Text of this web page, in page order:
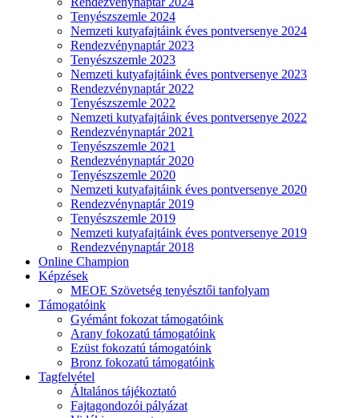
Tenyészszemle 2024
Nemzeti kutyafajtáink éves pontversenye 2024
Rendezvénynaptár 2023
Tenyészszemle 2023
Nemzeti kutyafajtáink éves pontversenye 2023
Rendezvénynaptár 2022
Tenyészszemle 2022
Nemzeti kutyafajtáink éves pontversenye 2022
Rendezvénynaptár 2021
Tenyészszemle 2021
Rendezvénynaptár 2020
Tenyészszemle 2020
Nemzeti kutyafajtáink éves pontversenye 2020
Rendezvénynaptár 2019
Tenyészszemle 2019
Nemzeti kutyafajtáink éves pontversenye 2019
Rendezvénynaptár 2018
Online Champion
Képzések
MEOE Szövetség tenyésztői tanfolyam
Támogatóink
Gyémánt fokozat támogatóink
Arany fokozatú támogatóink
Ezüst fokozatú támogatóink
Bronz fokozatú támogatóink
Tagfelvétel
Általános tájékoztató
Fajtagondozói pályázat